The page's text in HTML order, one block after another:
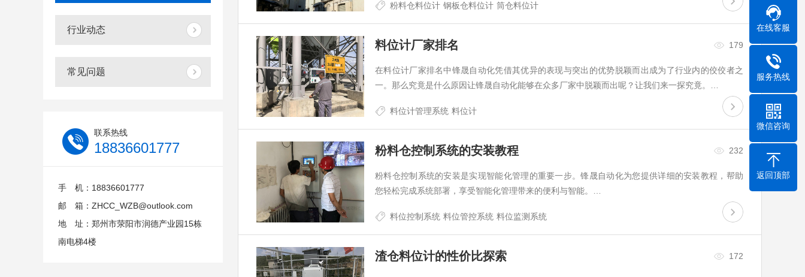
行业动态
常见问题
联系热线
18836601777
手 机：18836601777
邮 箱：ZHCC_WZB@outlook.com
地 址：郑州市荥阳市润德产业园15栋
南电梯4楼
粉料仓料位计 钢板仓料位计 筒仓料位计
料位计厂家排名 179
在料位计厂家排名中锋晟自动化凭借其优异的表现与突出的优势脱颖而出成为了行业内的佼佼者之
一。那么究竟是什么原因让锋晟自动化能够在众多厂家中脱颖而出呢？让我们来一探究竟。…
料位计管理系统 料位计
粉料仓控制系统的安装教程 232
粉料仓控制系统的安装是实现智能化管理的重要一步。锋晟自动化为您提供详细的安装教程，帮助
您轻松完成系统部署，享受智能化管理带来的便利与智能。…
料位控制系统 料位管控系统 料位监测系统
​渣仓料位计的性价比探索 172
在线客服
服务热线
微信咨询
返回顶部